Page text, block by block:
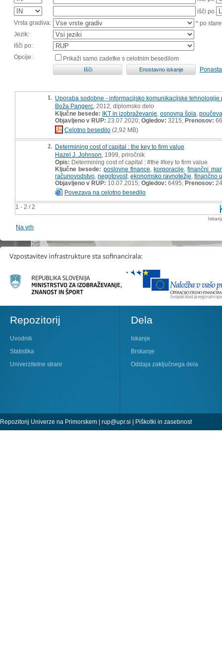
išči po
Vrsta gradiva:
* po
Jezik:
Išči po:
Opcije:
Prikaži samo zadetke s celotnim besedilom
1 - 2 / 2
1. Uporaba sodobne - informacijsko komunikacijske
Boža Pangerc , 2012, diplomsko delo
Ključne besede: IKT in izobraževanje osnovna šola
Objavljeno v RUP: 23.07.2020; Ogledov: 3215; Prenosov: 66
Celotno besedilo (2,92 MB)
2. Determining cost of capital : the key to firm value
Hazel J. Johnson , 1999, priročnik
Opis: Determining cost of capital : #the #key to firm value
Ključne besede: poslovne finance ,korporacije ,finančni
računovodstvo negotovost, ekonomsko ravnotežje finančno
Objavljeno v RUP: 10.07.2015; Ogledov: 6495; Prenosov:
Povezava na celotno besedilo
Na vrh
Repozitorij
Uvodnik
Statistika
Univerzitetne strani
Dela
Iskanje
Brskanje
Oddaja zaključnega dela
Repozitorij Univerze na Primorskem | rup@upr.si | Piškotki in zasebnost